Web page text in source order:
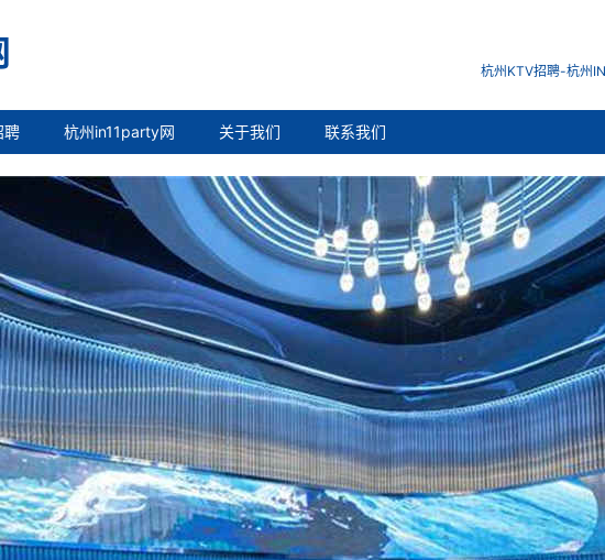
杭州KTV招聘-杭州
聘 杭州in11party网 关于我们 联系我们